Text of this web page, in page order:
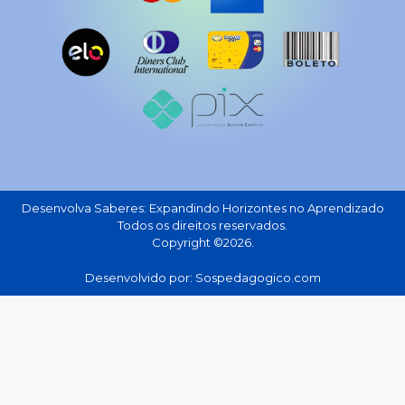
Desenvolva Saberes: Expandindo Horizontes no Aprendizado
Todos os direitos reservados.
Copyright ©2026.
Desenvolvido por: Sospedagogico.com